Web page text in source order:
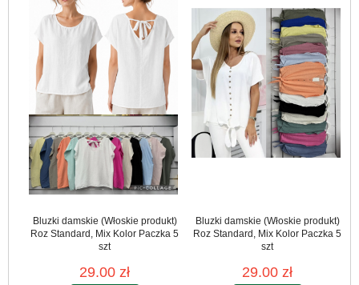
Bluzki damskie (Włoskie produkt)
Roz Standard, Mix Kolor Paczka 5
szt
29.00 zł
Bluzki damskie (Włoskie produkt)
Roz Standard, Mix Kolor Paczka 5
szt
29.00 zł